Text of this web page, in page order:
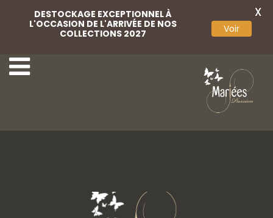
DESTOCKAGE EXCEPTIONNEL À
L'OCCASION DE L'ARRIVÉE DE NOS
COLLECTIONS 2027
Voir
X